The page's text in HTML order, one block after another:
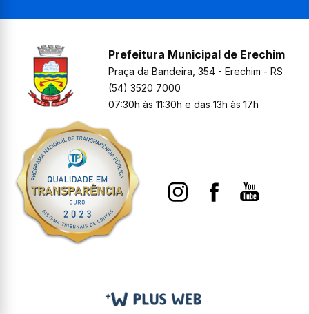
Prefeitura Municipal de Erechim
Praça da Bandeira, 354 - Erechim - RS
(54) 3520 7000
07:30h às 11:30h e das 13h às 17h